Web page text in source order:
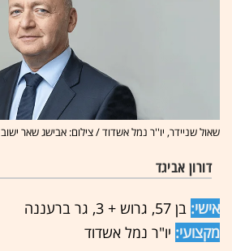
שאול שניידר, יו''ר נמל אשדוד / צילום: אבישג שאר ישוב
דורון אביגד
אישי: בן 57, גרוש + 3, גר ברעננה
מקצועי: יו"ר נמל אשדוד